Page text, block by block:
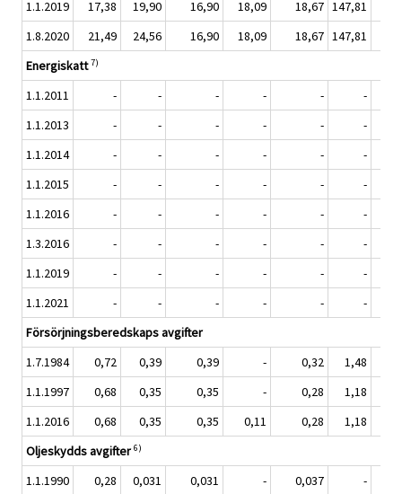
1.1.2019 17,38 19,90 16,90 18,09 18,67 147,81
1.8.2020
21,49 24,56 16,90 18,09 18,67 147,81
Energiskatt 7)
1.1.2011 - - - - -
-
1.1.2013
- - - - -
-
1.1.2014
- - - - -
-
1.1.2015
- - - - -
-
1.1.2016
- - - - -
-
1.3.2016
- - - - -
-
1.1.2019
- - - - -
-
1.1.2021
- - - - -
-
Försörjningsberedskaps avgifter
1.7.1984
0,72 0,39 0,39 - 0,32
1,48
1.1.1997
0,68 0,35 0,35 - 0,28 1,18
1.1.2016
0,68 0,35 0,35 0,11 0,28 1,18
Oljeskydds avgifter 6)
1.1.1990 0,28 0,031 0,031 - 0,037
-